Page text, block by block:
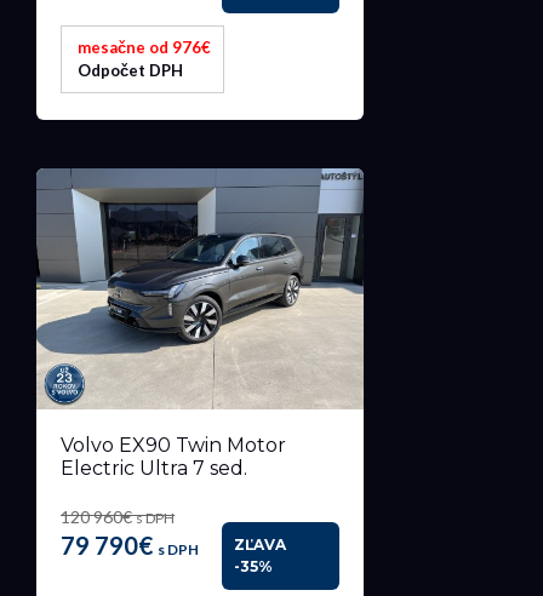
mesačne od 976€
Odpočet DPH
Volvo EX90 Twin Motor
Electric Ultra 7 sed.
120 960€s DPH
79 790€ s DPH
ZĽAVA
-35%